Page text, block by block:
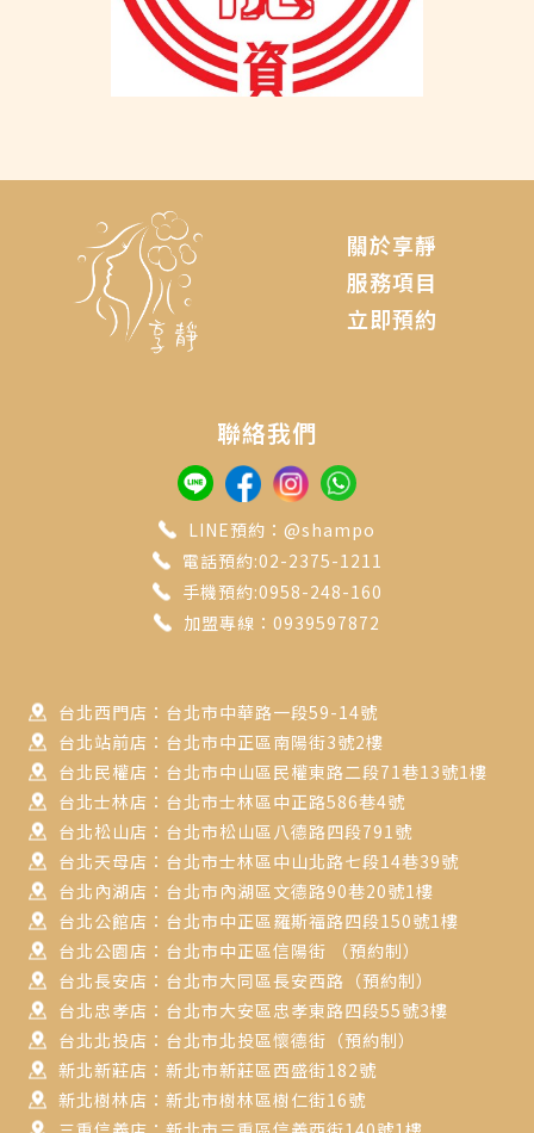
關於享靜
服務項目
立即預約
聯絡我們
LINE預約：@shampo
電話預約:02-2375-1211
手機預約:0958-248-160
加盟專線：0939597872
台北西門店：台北市中華路一段59-14號
台北站前店：台北市中正區南陽街3號2樓
台北民權店：台北市中山區民權東路二段71巷13號1樓
台北士林店：台北市士林區中正路586巷4號
台北松山店：台北市松山區八德路四段791號
台北天母店：台北市士林區中山北路七段14巷39號
台北內湖店：台北市內湖區文德路90巷20號1樓
台北公館店：台北市中正區羅斯福路四段150號1樓
台北公園店：台北市中正區信陽街 （預約制）
台北長安店：台北市大同區長安西路（預約制）
台北忠孝店：台北市大安區忠孝東路四段55號3樓
台北北投店：台北市北投區懷德街（預約制）
新北新莊店：新北市新莊區西盛街182號
新北樹林店：新北市樹林區樹仁街16號